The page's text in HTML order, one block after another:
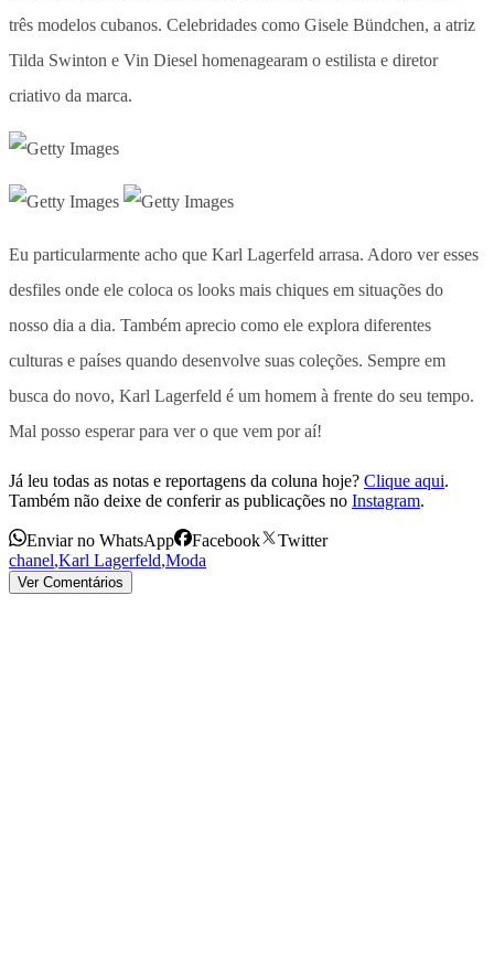
três modelos cubanos. Celebridades como Gisele Bündchen, a atriz
Tilda Swinton e Vin Diesel homenagearam o estilista e diretor
criativo da marca.
Eu particularmente acho que Karl Lagerfeld arrasa. Adoro ver esses
desfiles onde ele coloca os looks mais chiques em situações do
nosso dia a dia. Também aprecio como ele explora diferentes
culturas e países quando desenvolve suas coleções. Sempre em
busca do novo, Karl Lagerfeld é um homem à frente do seu tempo.
Mal posso esperar para ver o que vem por aí!
Já leu todas as notas e reportagens da coluna hoje? Clique aqui.
Também não deixe de conferir as publicações no Instagram.
Enviar no WhatsApp Facebook
Twitter
chanel,Karl Lagerfeld,Moda
Ver Comentários